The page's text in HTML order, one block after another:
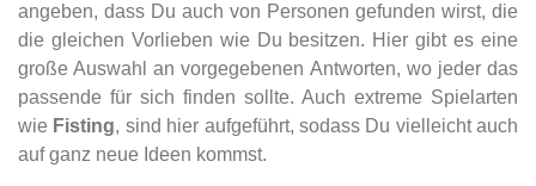
angeben, dass Du auch von Personen gefunden wirst, die
die gleichen Vorlieben wie Du besitzen. Hier gibt es eine
große Auswahl an vorgegebenen Antworten, wo jeder das
passende für sich finden sollte. Auch extreme Spielarten
wie Fisting, sind hier aufgeführt, sodass Du vielleicht auch
auf ganz neue Ideen kommst.